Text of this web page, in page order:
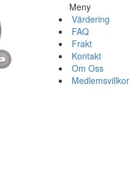
Meny
Värdering
FAQ
Frakt
Kontakt
Om Oss
Medlemsvillkor